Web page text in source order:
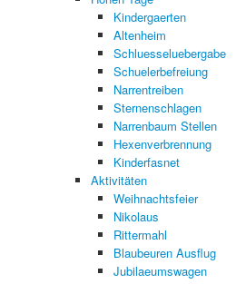
Kindergaerten
Altenheim
Schluesseluebergabe
Schuelerbefreiung
Narrentreiben
Sternenschlagen
Narrenbaum Stellen
Hexenverbrennung
Kinderfasnet
Aktivitäten
Weihnachtsfeier
Nikolaus
Rittermahl
Blaubeuren Ausflug
Jubilaeumswagen